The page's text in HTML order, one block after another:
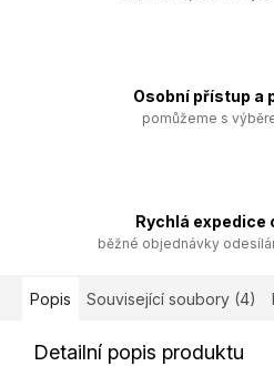
Osobní přístup a
pomůžeme s
Rychlá expedice
běžné objednávky
Popis Související soubory (4)
Detailní popis produktu